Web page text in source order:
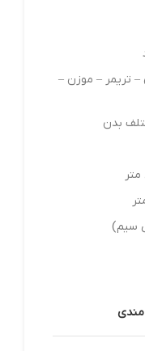
– تریمر – موزن –
سیم)
مندی